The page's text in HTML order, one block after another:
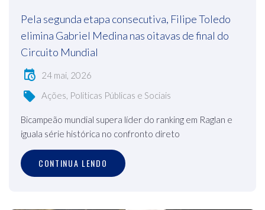
Pela segunda etapa consecutiva, Filipe Toledo
elimina Gabriel Medina nas oitavas de final do
Circuito Mundial
24 mai, 2026
Ações, Politicas Públicas e Sociais
Bicampeão mundial supera líder do ranking em Raglan e
iguala série histórica no confronto direto
CONTINUA LENDO